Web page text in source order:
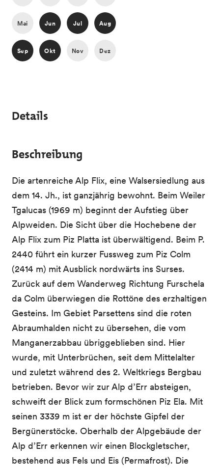
Mai Jun Jul Aug
Sep Okt Nov Dez
Details
Beschreibung
Die artenreiche Alp Flix, eine Walsersiedlung aus
dem 14. Jh., ist ganzjährig bewohnt. Beim Weiler
Tgalucas (1969 m) beginnt der Aufstieg über
Alpweiden. Die Sicht über die Hochebene der
Alp Flix zum Piz Platta ist überwältigend. Beim P.
2440 führt ein kurzer Fussweg zum Piz Colm
(2414 m) mit Ausblick nordwärts ins Surses.
Zurück auf dem Wanderweg Richtung Furschela
da Colm überwiegen die Rottöne des erzhaltigen
Gesteins. Im Gebiet Parsettens sind die roten
Abraumhalden nicht zu übersehen, die vom
Manganerzabbau übriggeblieben sind. Hier
wurde, mit Unterbrüchen, seit dem Mittelalter
und zuletzt während des 2. Weltkriegs Bergbau
betrieben. Bevor wir zur Alp d’Err absteigen,
schweift der Blick zum formschönen Piz Ela. Mit
seinen 3339 m ist er der höchste Gipfel der
Bergünerstöcke. Oberhalb der Alpgebäude der
Alp d’Err erkennen wir einen Blockgletscher,
bestehend aus Fels und Eis (Permafrost). Die